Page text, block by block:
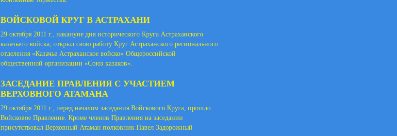
ВОЙСКОВОЙ КРУГ В АСТРАХАНИ
29 октября 2011 г., накануне дня исторического Круга Астраханского
казачьего войска, открыл свою работу Круг Астраханского регионального
отделения «Казачье Астраханское войско» Общероссийской
общественной организации «Союз казаков».
ЗАСЕДАНИЕ ПРАВЛЕНИЯ С УЧАСТИЕМ
ВЕРХОВНОГО АТАМАНА
29 октября 2011 г., перед началом заседания Войскового Круга, прошло
Войсковое Правление. Кроме членов Правления на заседании
присутствовал Верховный Атаман полковник Павел Задорожный